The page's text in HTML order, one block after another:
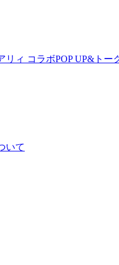
リィ コラボPOP UP&トー
いて